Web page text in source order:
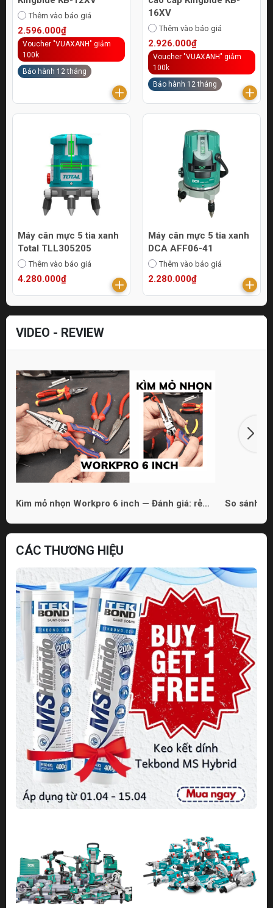
Thêm vào báo giá
2.596.000₫
Voucher "VUAXANH" giảm
100k
Bảo hành 12 tháng
16XV
Thêm vào báo giá
2.926.000₫
Voucher "VUAXANH" giảm
100k
Bảo hành 12 tháng
Máy cân mực 5 tia xanh
Total TLL305205
Thêm vào báo giá
4.280.000₫
Máy cân mực 5 tia xanh
DCA AFF06-41
Thêm vào báo giá
2.280.000₫
VIDEO - REVIEW
Kìm mỏ nhọn Workpro 6 inch — Đánh giá: rẻ
So sánh 3
CÁC THƯƠNG HIỆU